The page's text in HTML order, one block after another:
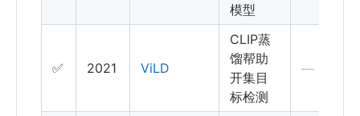
模型
✅ 2021 ViLD
CLIP蒸
馏帮助
开集目
标检测